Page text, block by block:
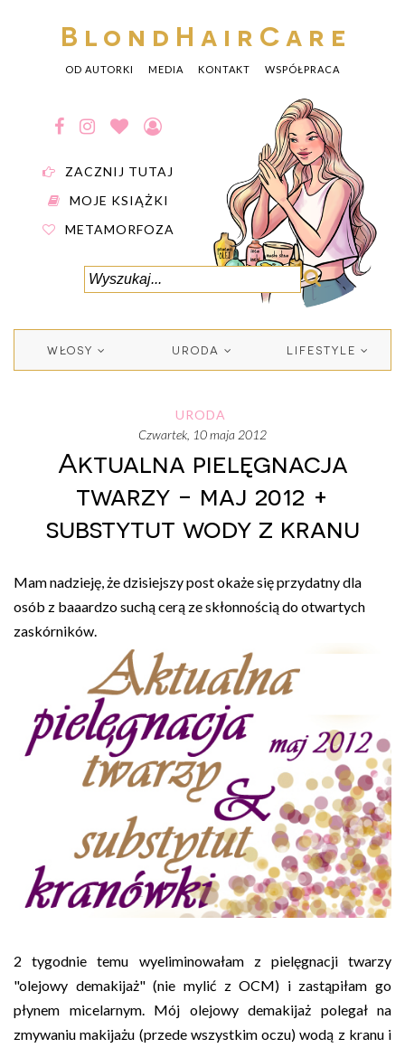
BlondHairCare
OD AUTORKI MEDIA KONTAKT WSPÓŁPRACA
ZACZNIJ TUTAJ
MOJE KSIĄŻKI
METAMORFOZA
WŁOSY URODA LIFESTYLE
URODA
czwartek, 10 maja 2012
Aktualna pielęgnacja
twarzy - maj 2012 +
substytut wody z kranu
Mam nadzieję, że dzisiejszy post okaże się przydatny dla
osób z baaardzo suchą cerą ze skłonnością do otwartych
zaskórników.
2 tygodnie temu wyeliminowałam z pielęgnacji twarzy
"olejowy demakijaż" (nie mylić z OCM) i zastąpiłam go
płynem micelarnym. Mój olejowy demakijaż polegał na
zmywaniu makijażu (przede wszystkim oczu) wodą z kranu i